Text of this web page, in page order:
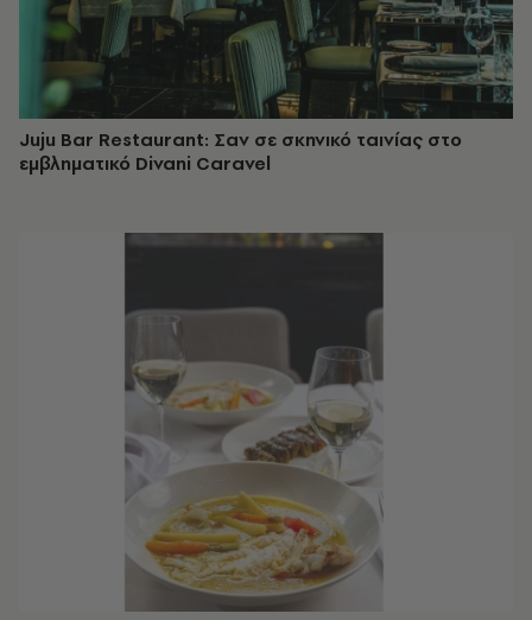
Juju Bar Restaurant: Σαν σε σκηνικό ταινίας στο
εμβληματικό Divani Caravel